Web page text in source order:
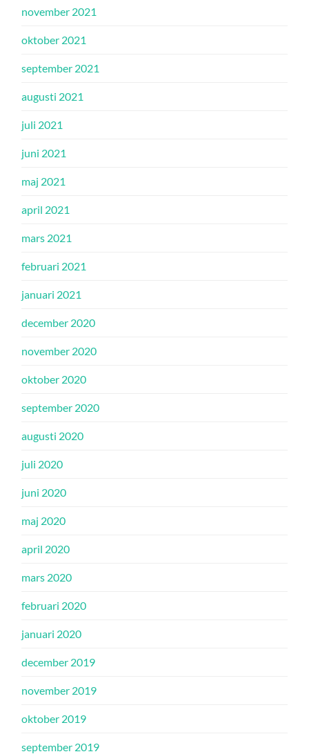
november 2021
oktober 2021
september 2021
augusti 2021
juli 2021
juni 2021
maj 2021
april 2021
mars 2021
februari 2021
januari 2021
december 2020
november 2020
oktober 2020
september 2020
augusti 2020
juli 2020
juni 2020
maj 2020
april 2020
mars 2020
februari 2020
januari 2020
december 2019
november 2019
oktober 2019
september 2019